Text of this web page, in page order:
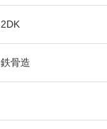
2DK
鉄骨造